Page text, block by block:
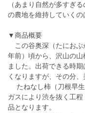
（あまり自然が多すぎ
の農地を維持していくの
▼商品概要
この谷奥深（たにおぶ
年前）頃から、沢山の
ました。出荷できる時
くなりますが、その分
たねなし柿（刀根早生
ガスにより渋を抜く工
品となります。